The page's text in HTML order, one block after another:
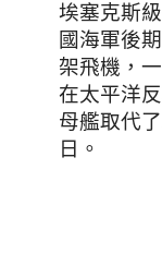
埃塞克斯
國海軍後
架飛機 ，
在太平洋
母艦取代
日 。